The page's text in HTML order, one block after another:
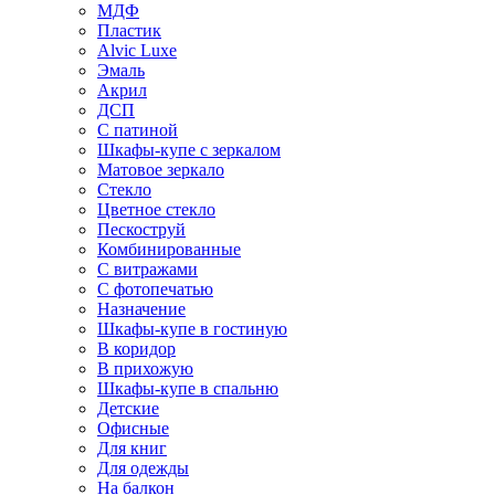
МДФ
Пластик
Alvic Luxe
Эмаль
Акрил
ДСП
С патиной
Шкафы-купе с зеркалом
Матовое зеркало
Стекло
Цветное стекло
Пескоструй
Комбинированные
С витражами
С фотопечатью
Назначение
Шкафы-купе в гостиную
В коридор
В прихожую
Шкафы-купе в спальню
Детские
Офисные
Для книг
Для одежды
На балкон